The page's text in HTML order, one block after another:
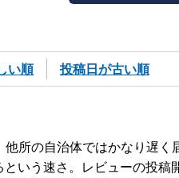
い順 投稿日が古い順
所の自治体ではかなり遅く
いう速さ。レビューの投稿